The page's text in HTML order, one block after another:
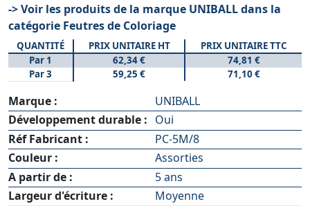
-> Voir les produits de la marque UNIBALL dans la
catégorie Feutres de Coloriage
QUANTITÉ PRIX UNITAIRE HT
PRIX UNITAIRE TTC
Par 1
62,34 €
74,81 €
Par 3
59,25 € 71,10 €
Marque :
UNIBALL
Développement durable : Oui
Réf Fabricant :
PC-5M/8
Couleur :
Assorties
A partir de :
5 ans
Largeur d'écriture :
Moyenne